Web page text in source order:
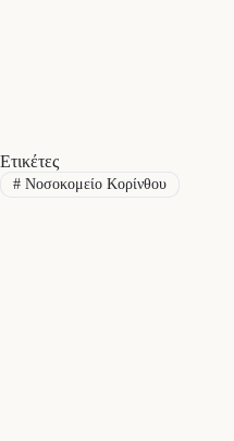
Ετικέτες
#Νοσοκομείο Κορίνθου